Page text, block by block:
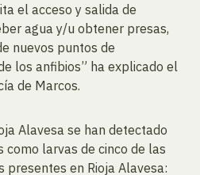
el acceso y salida de
agua y/u obtener presas,
nuevos puntos de
los anfibios” ha explicado el
de Marcos.
Alavesa se han detectado
larvas de cinco de las
presentes en Rioja Alavesa: